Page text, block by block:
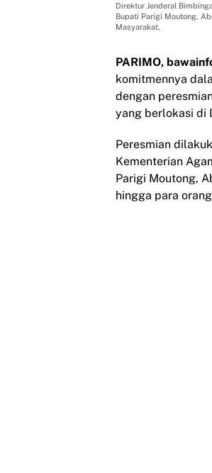
Direktur Jenderal
Bupati Parigi Moutong,
Masyarakat,
PARIMO,
komitmennya
dengan
yang berlokasi di
Peresmian
Kementerian
Parigi Moutong,
hingga para